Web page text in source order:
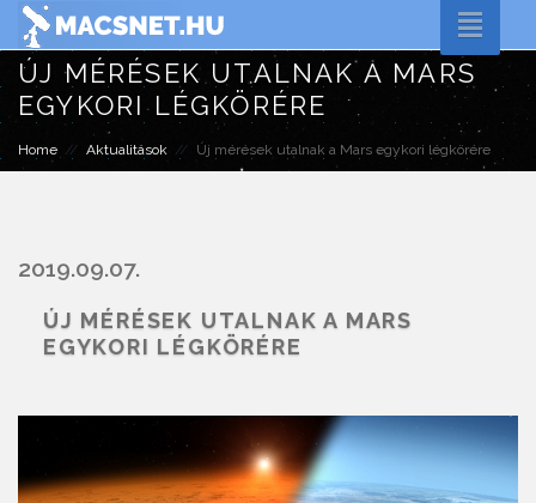
Toggle
ÚJ MÉRÉSEK UTALNAK A MARS
EGYKORI LÉGKÖRÉRE
Home Aktualitások Új mérések utalnak a Mars egykori légkörére
2019.09.07.
ÚJ MÉRÉSEK UTALNAK A MARS
EGYKORI LÉGKÖRÉRE